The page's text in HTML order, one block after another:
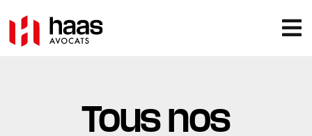
Tous nos